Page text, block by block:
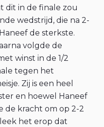
dit in de finale zou
wedstrijd, die na 2-
de sterkste.
volgde de
winst in de 1/2
tegen het
Zij is een heel
en hoewel Haneef
de kracht om op 2-2
het erop dat